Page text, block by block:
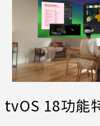
tvOS 18功能